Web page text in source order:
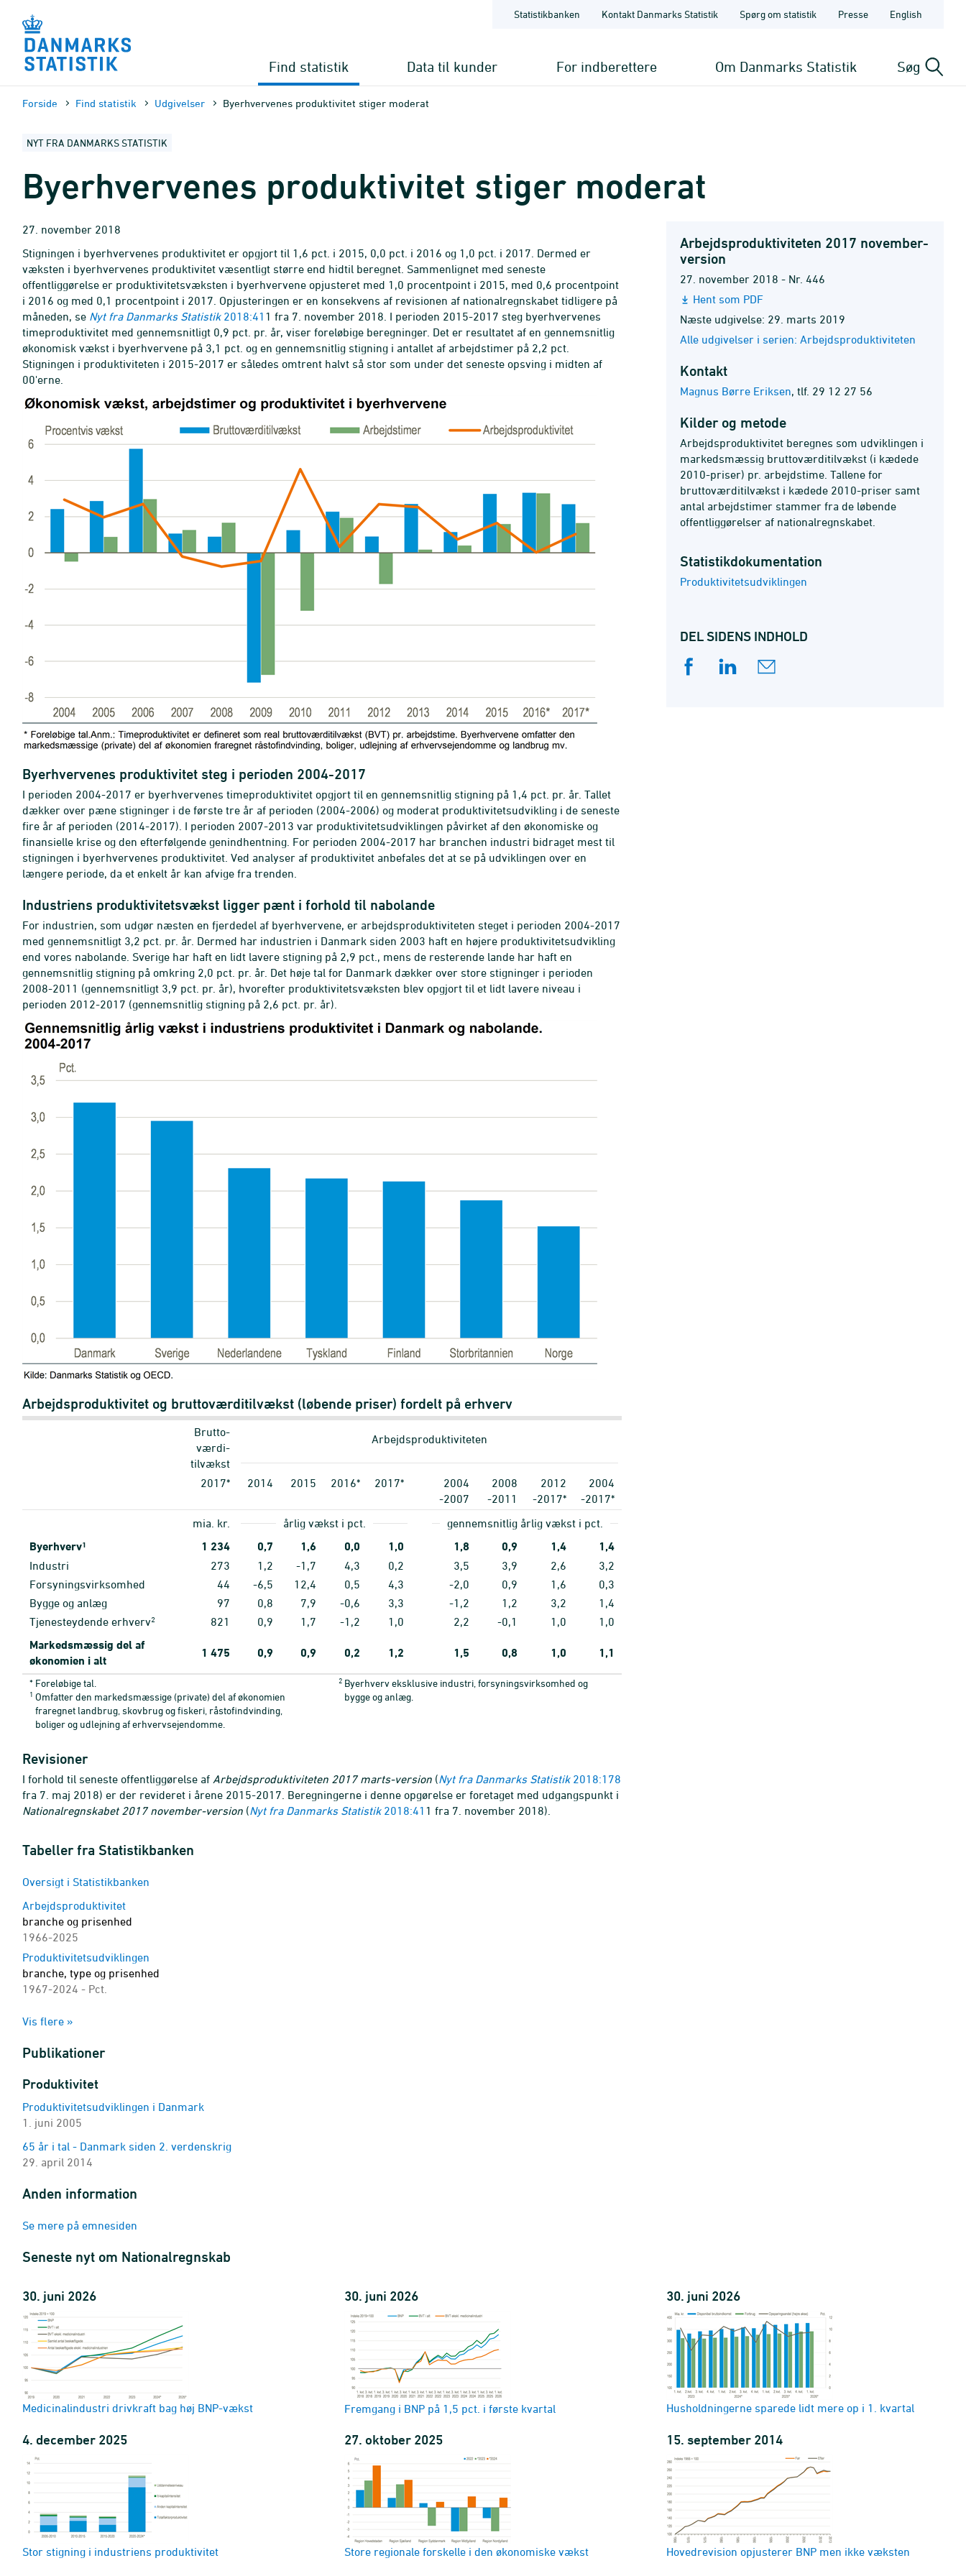
sidens
indhold
Statistikbanken Kontakt Danmarks Statistik Spørg om statistik Presse English
Find statistik Data til kunder For indberettere Om Danmarks Statistik Søg
Forside Find statistik Udgivelser Byerhvervenes produktivitet stiger moderat
NYT FRA DANMARKS STATISTIK
Byerhvervenes produktivitet stiger moderat
27. november 2018
Stigningen i byerhvervenes produktivitet er opgjort til 1,6 pct. i 2015, 0,0 pct. i 2016 og 1,0 pct. i 2017. Dermed er
væksten i byerhvervenes produktivitet væsentligt større end hidtil beregnet. Sammenlignet med seneste
offentliggørelse er produktivitetsvæksten i byerhvervene opjusteret med 1,0 procentpoint i 2015, med 0,6 procentpoint
i 2016 og med 0,1 procentpoint i 2017. Opjusteringen er en konsekvens af revisionen af nationalregnskabet tidligere på
måneden, se Nyt fra Danmarks Statistik2018:41 1 fra 7. november 2018. I perioden 2015-2017 steg byerhvervenes
timeproduktivitet med gennemsnitligt 0,9 pct. pr. år, viser foreløbige beregninger. Det er resultatet af en gennemsnitlig
økonomisk vækst i byerhvervene på 3,1 pct. og en gennemsnitlig stigning i antallet af arbejdstimer på 2,2 pct.
Stigningen i produktiviteten i 2015-2017 er således omtrent halvt så stor som under det seneste opsving i midten af
00'erne.
Byerhvervenes produktivitet steg i perioden 2004-2017
I perioden 2004-2017 er byerhvervenes timeproduktivitet opgjort til en gennemsnitlig stigning på 1,4 pct. pr. år. Tallet
dækker over pæne stigninger i de første tre år af perioden (2004-2006) og moderat produktivitetsudvikling i de seneste
fire år af perioden (2014-2017). I perioden 2007-2013 var produktivitetsudviklingen påvirket af den økonomiske og
finansielle krise og den efterfølgende genindhentning. For perioden 2004-2017 har branchen industri bidraget mest til
stigningen i byerhvervenes produktivitet. Ved analyser af produktivitet anbefales det at se på udviklingen over en
længere periode, da et enkelt år kan afvige fra trenden.
Industriens produktivitetsvækst ligger pænt i forhold til nabolande
For industrien, som udgør næsten en fjerdedel af byerhvervene, er arbejdsproduktiviteten steget i perioden 2004-2017
med gennemsnitligt 3,2 pct. pr. år. Dermed har industrien i Danmark siden 2003 haft en højere produktivitetsudvikling
end vores nabolande. Sverige har haft en lidt lavere stigning på 2,9 pct., mens de resterende lande har haft en
gennemsnitlig stigning på omkring 2,0 pct. pr. år. Det høje tal for Danmark dækker over store stigninger i perioden
2008-2011 (gennemsnitligt 3,9 pct. pr. år), hvorefter produktivitetsvæksten blev opgjort til et lidt lavere niveau i
perioden 2012-2017 (gennemsnitlig stigning på 2,6 pct. pr. år).
Arbejdsproduktivitet og bruttoværditilvækst (løbende priser) fordelt på erhverv
Brutto-
værdi-
tilvækst
Arbejdsproduktiviteten
2017* 2014 2015 2016* 2017*
2004
-2007
2008
-2011
2012
-2017*
2004
-2017*
mia. kr.
årlig vækst i pct. gennemsnitlig årlig vækst i pct.
Byerhverv1 1 234 0,7 1,6 0,0 1,0 1,8 0,9 1,4 1,4
Industri 273 1,2 -1,7 4,3 0,2 3,5 3,9 2,6
3,2
Forsyningsvirksomhed
44 -6,5 12,4 0,5 4,3 -2,0 0,9 1,6
0,3
Bygge og anlæg
97 0,8 7,9 -0,6 3,3 -1,2 1,2 3,2
1,4
Tjenesteydende erhverv2 821 0,9 1,7 -1,2 1,0 2,2 -0,1 1,0 1,0
Markedsmæssig del af
økonomien i alt
1 475 0,9 0,9 0,2 1,2 1,5 0,8 1,0 1,1
* Foreløbige tal.
1 Omfatter den markedsmæssige (private) del af økonomien
fraregnet landbrug, skovbrug og fiskeri, råstofindvinding,
boliger og udlejning af erhvervsejendomme.
2 Byerhverv eksklusive industri, forsyningsvirksomhed og
bygge og anlæg.
Revisioner
I forhold til seneste offentliggørelse af Arbejdsproduktiviteten 2017 marts-version (Nyt fra Danmarks Statistik2018:178
fra 7. maj 2018) er der revideret i årene 2015-2017. Beregningerne i denne opgørelse er foretaget med udgangspunkt i
Nationalregnskabet 2017 november-version (Nyt fra Danmarks Statistik2018:41 1 fra 7. november 2018).
Arbejdsproduktiviteten 2017 november-
version
27. november 2018 - Nr. 446
Hent som PDF
Næste udgivelse: 29. marts 2019
Alle udgivelser i serien: Arbejdsproduktiviteten
Kontakt
Magnus Børre Eriksen, tlf. 29 12 27 56
Kilder og metode
Arbejdsproduktivitet beregnes som udviklingen i
markedsmæssig bruttoværditilvækst (i kædede
2010-priser) pr. arbejdstime. Tallene for
bruttoværditilvækst i kædede 2010-priser samt
antal arbejdstimer stammer fra de løbende
offentliggørelser af nationalregnskabet.
Statistik­dokumentation
Produktivitetsudviklingen
DEL SIDENS INDHOLD
Tabeller fra Statistikbanken
Oversigt i Statistikbanken
Arbejdsproduktivitet
branche og prisenhed
1966-2025
Produktivitetsudviklingen
branche, type og prisenhed
1967-2024 - Pct.
branche, type og prisenhed
Produktivitetsudviklingen, KLEMS
branche, type og prisenhed
1967-2017 - Pct.
Vis flere »
Publikationer
Produktivitet
Produktivitetsudviklingen i Danmark
1. juni 2005
65 år i tal - Danmark siden 2. verdenskrig
29. april 2014
Anden information
Se mere på emnesiden
Seneste nyt om Nationalregnskab
30. juni 2026
Medicinalindustri drivkraft bag høj BNP-vækst
30. juni 2026
Fremgang i BNP på 1,5 pct. i første kvartal
30. juni 2026
Husholdningerne sparede lidt mere op i 1. kvartal
4. december 2025
Stor stigning i industriens produktivitet
27. oktober 2025
Store regionale forskelle i den økonomiske vækst
15. september 2014
Hovedrevision opjusterer BNP men ikke væksten